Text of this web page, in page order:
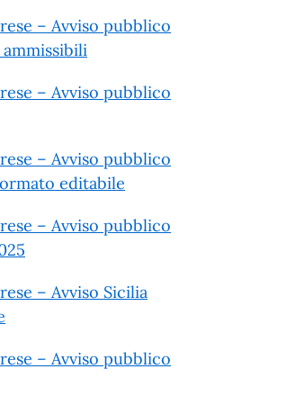
– Avviso pubblico
– Avviso pubblico
– Avviso pubblico
editabile
– Avviso pubblico
– Avviso Sicilia
– Avviso pubblico